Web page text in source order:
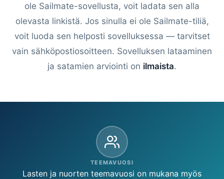
ole Sailmate-sovellusta, voit ladata sen alla
olevasta linkistä. Jos sinulla ei ole Sailmate-tiliä,
voit luoda sen helposti sovelluksessa — tarvitset
vain sähköpostiosoitteen. Sovelluksen lataaminen
ja satamien arviointi on ilmaista.
TEEMAVUOSI
Lasten ja nuorten teemavuosi on mukana myös